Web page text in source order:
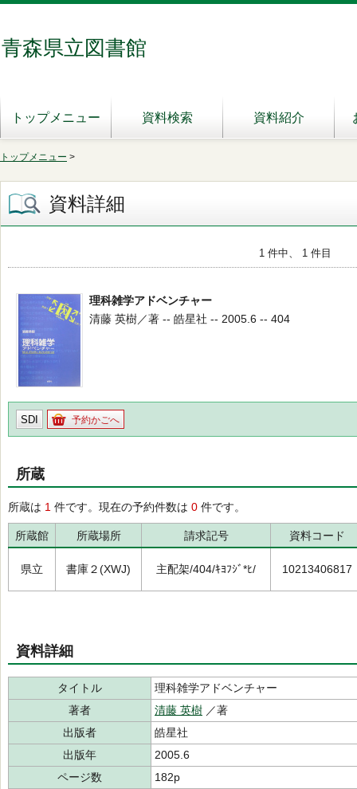
青森県立図書館
トップメニュー 資料検索 資料紹介
トップメニュー >
資料詳細
1 件中、 1 件目
理科雑学アドベンチャー
清藤 英樹／著 -- 皓星社 -- 2005.6 -- 404
SDI 予約かごへ
所蔵
所蔵は 1 件です。現在の予約件数は 0 件です。
所蔵館 所蔵場所 請求記号 資料コード
県立 書庫２(XWJ) 主配架/404/ｷﾖﾌｼﾞ*ﾋ/ 10213406817
資料詳細
タイトル
理科雑学アドベンチャー
著者
清藤 英樹 ／著
出版者
皓星社
出版年
2005.6
ページ数
182p